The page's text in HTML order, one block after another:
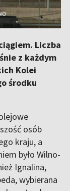
Liczba
z każdym
Kolei
środku
osób
kraju, a
było Wilno-
Ignalina,
wybierana